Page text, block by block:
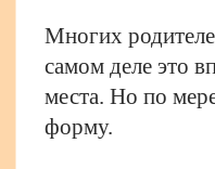
Многих
самом деле это
места. Но по
форму.